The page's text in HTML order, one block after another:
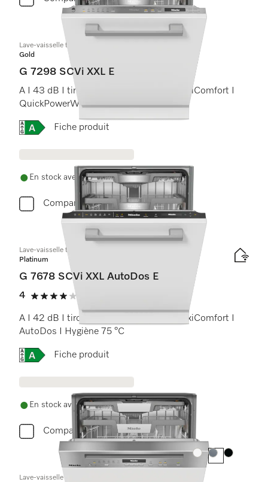
Lave-vaisselle totalement intégrable XXL
Gold
G 7298 SCVi XXL E
A I 43 dB I tiroir à couverts I paniers MaxiComfort I
QuickPowerWash I AutoOpen
Online Label Flag, Étiquette énergétique
Fiche produit
En stock avec livraison gratuite
Comparer
Lave-vaisselle totalement intégrable XXL
Platinum
G 7678 SCVi XXL AutoDos E
4
4 étoiles sur 5
A I 42 dB I tiroir à couverts I paniers MaxiComfort I
AutoDos I Hygiène 75 °C
Online Label Flag, Étiquette énergétique
Fiche produit
En stock avec livraison gratuite
Comparer
Couleur:
Couleur:Couleur:
Lave-vaisselle intégré